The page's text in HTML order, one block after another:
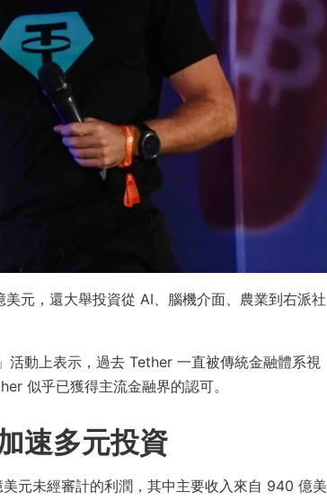
元，還大舉投資從 AI、腦機介面、農業到右派社
動上表示，過去 Tether 一直被傳統金融體系視
似乎已獲得主流金融界的認可。
速多元投資
元未經審計的利潤，其中主要收入來自 940 億美